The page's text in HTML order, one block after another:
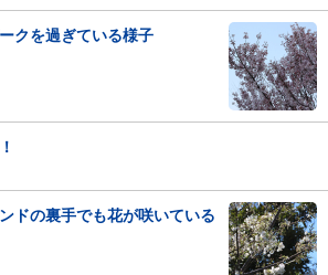
クを過ぎている様子
ドの裏手でも花が咲いている